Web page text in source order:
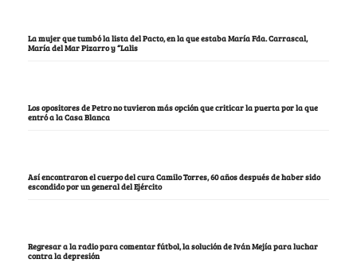
La mujer que tumbó la lista del Pacto, en la que estaba María Fda. Carrascal,
María del Mar Pizarro y “Lalis
Los opositores de Petro no tuvieron más opción que criticar la puerta por la que
entró a la Casa Blanca
Así encontraron el cuerpo del cura Camilo Torres, 60 años después de haber sido
escondido por un general del Ejército
Regresar a la radio para comentar fútbol, la solución de Iván Mejía para luchar
contra la depresión